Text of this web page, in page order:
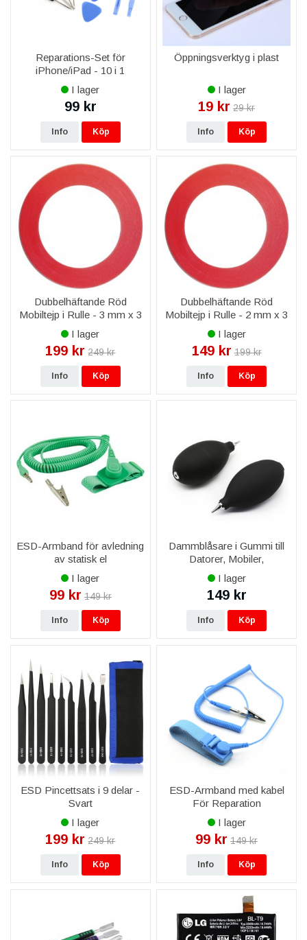
Reparations-Set för
iPhone/iPad - 10 i 1
I lager
99 kr
Info Köp
Öppningsverktyg i plast
I lager
19 kr 29 kr
Info Köp
Dubbelhäftande Röd
Mobiltejp i Rulle - 3 mm x 3
M
I lager
199 kr 249 kr
Info Köp
Dubbelhäftande Röd
Mobiltejp i Rulle - 2 mm x 3
M
I lager
149 kr 199 kr
Info Köp
ESD-Armband för avledning
av statisk el
I lager
99 kr 149 kr
Info Köp
Dammblåsare i Gummi till
Datorer, Mobiler,
Kameralins
I lager
149 kr
Info Köp
ESD Pincettsats i 9 delar -
Svart
I lager
199 kr 249 kr
Info Köp
ESD-Armband med kabel
För Reparation
I lager
99 kr 149 kr
Info Köp